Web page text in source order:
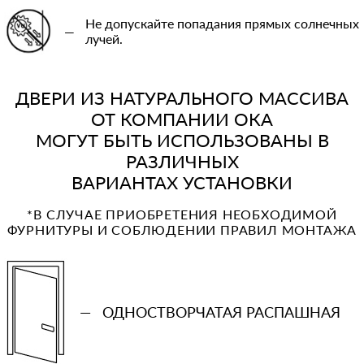
—
Не допускайте попадания прямых солнечных
лучей.
ДВЕРИ ИЗ НАТУРАЛЬНОГО МАССИВА
ОТ КОМПАНИИ ОКА
МОГУТ БЫТЬ ИСПОЛЬЗОВАНЫ В
РАЗЛИЧНЫХ
ВАРИАНТАХ УСТАНОВКИ
*В СЛУЧАЕ ПРИОБРЕТЕНИЯ НЕОБХОДИМОЙ
ФУРНИТУРЫ И СОБЛЮДЕНИИ ПРАВИЛ МОНТАЖА
— ОДНОСТВОРЧАТАЯ РАСПАШНАЯ